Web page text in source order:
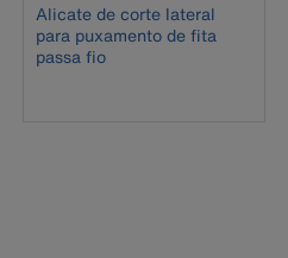
Alicate de corte lateral
para puxamento de fita
passa fio